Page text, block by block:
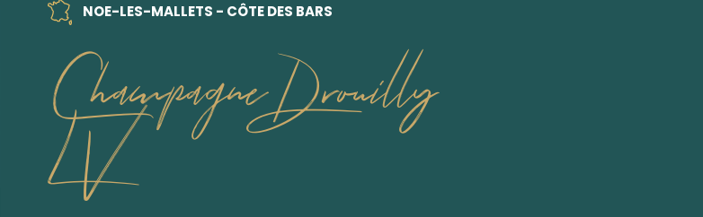
NOE-LES-MALLETS - CÔTE DES BARS
Champagne Drouilly
LV